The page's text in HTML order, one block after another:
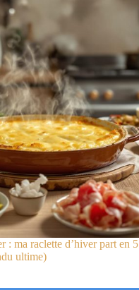
: ma raclette d’hiver part en 5
ultime)